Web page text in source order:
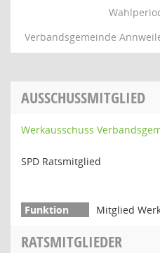
Verbandsgemeinde
AUSSCHUSSMITGLIED
Werkausschuss
SPD Ratsmitglied
Mitglied
RATSMITGLIEDER